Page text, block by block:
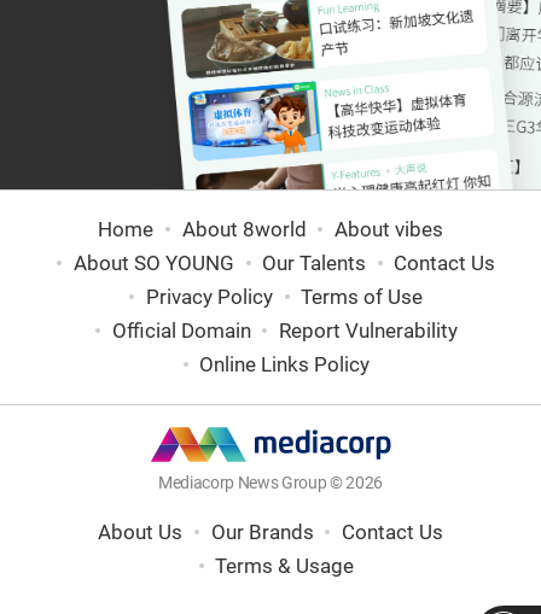
Home About 8world
About vibes
About SO YOUNG
Our Talents
Contact Us
Privacy Policy
Terms of Use
Official Domain
Report Vulnerability
Online Links Policy
Mediacorp News Group © 2026
About Us Our Brands
Contact Us
Terms & Usage